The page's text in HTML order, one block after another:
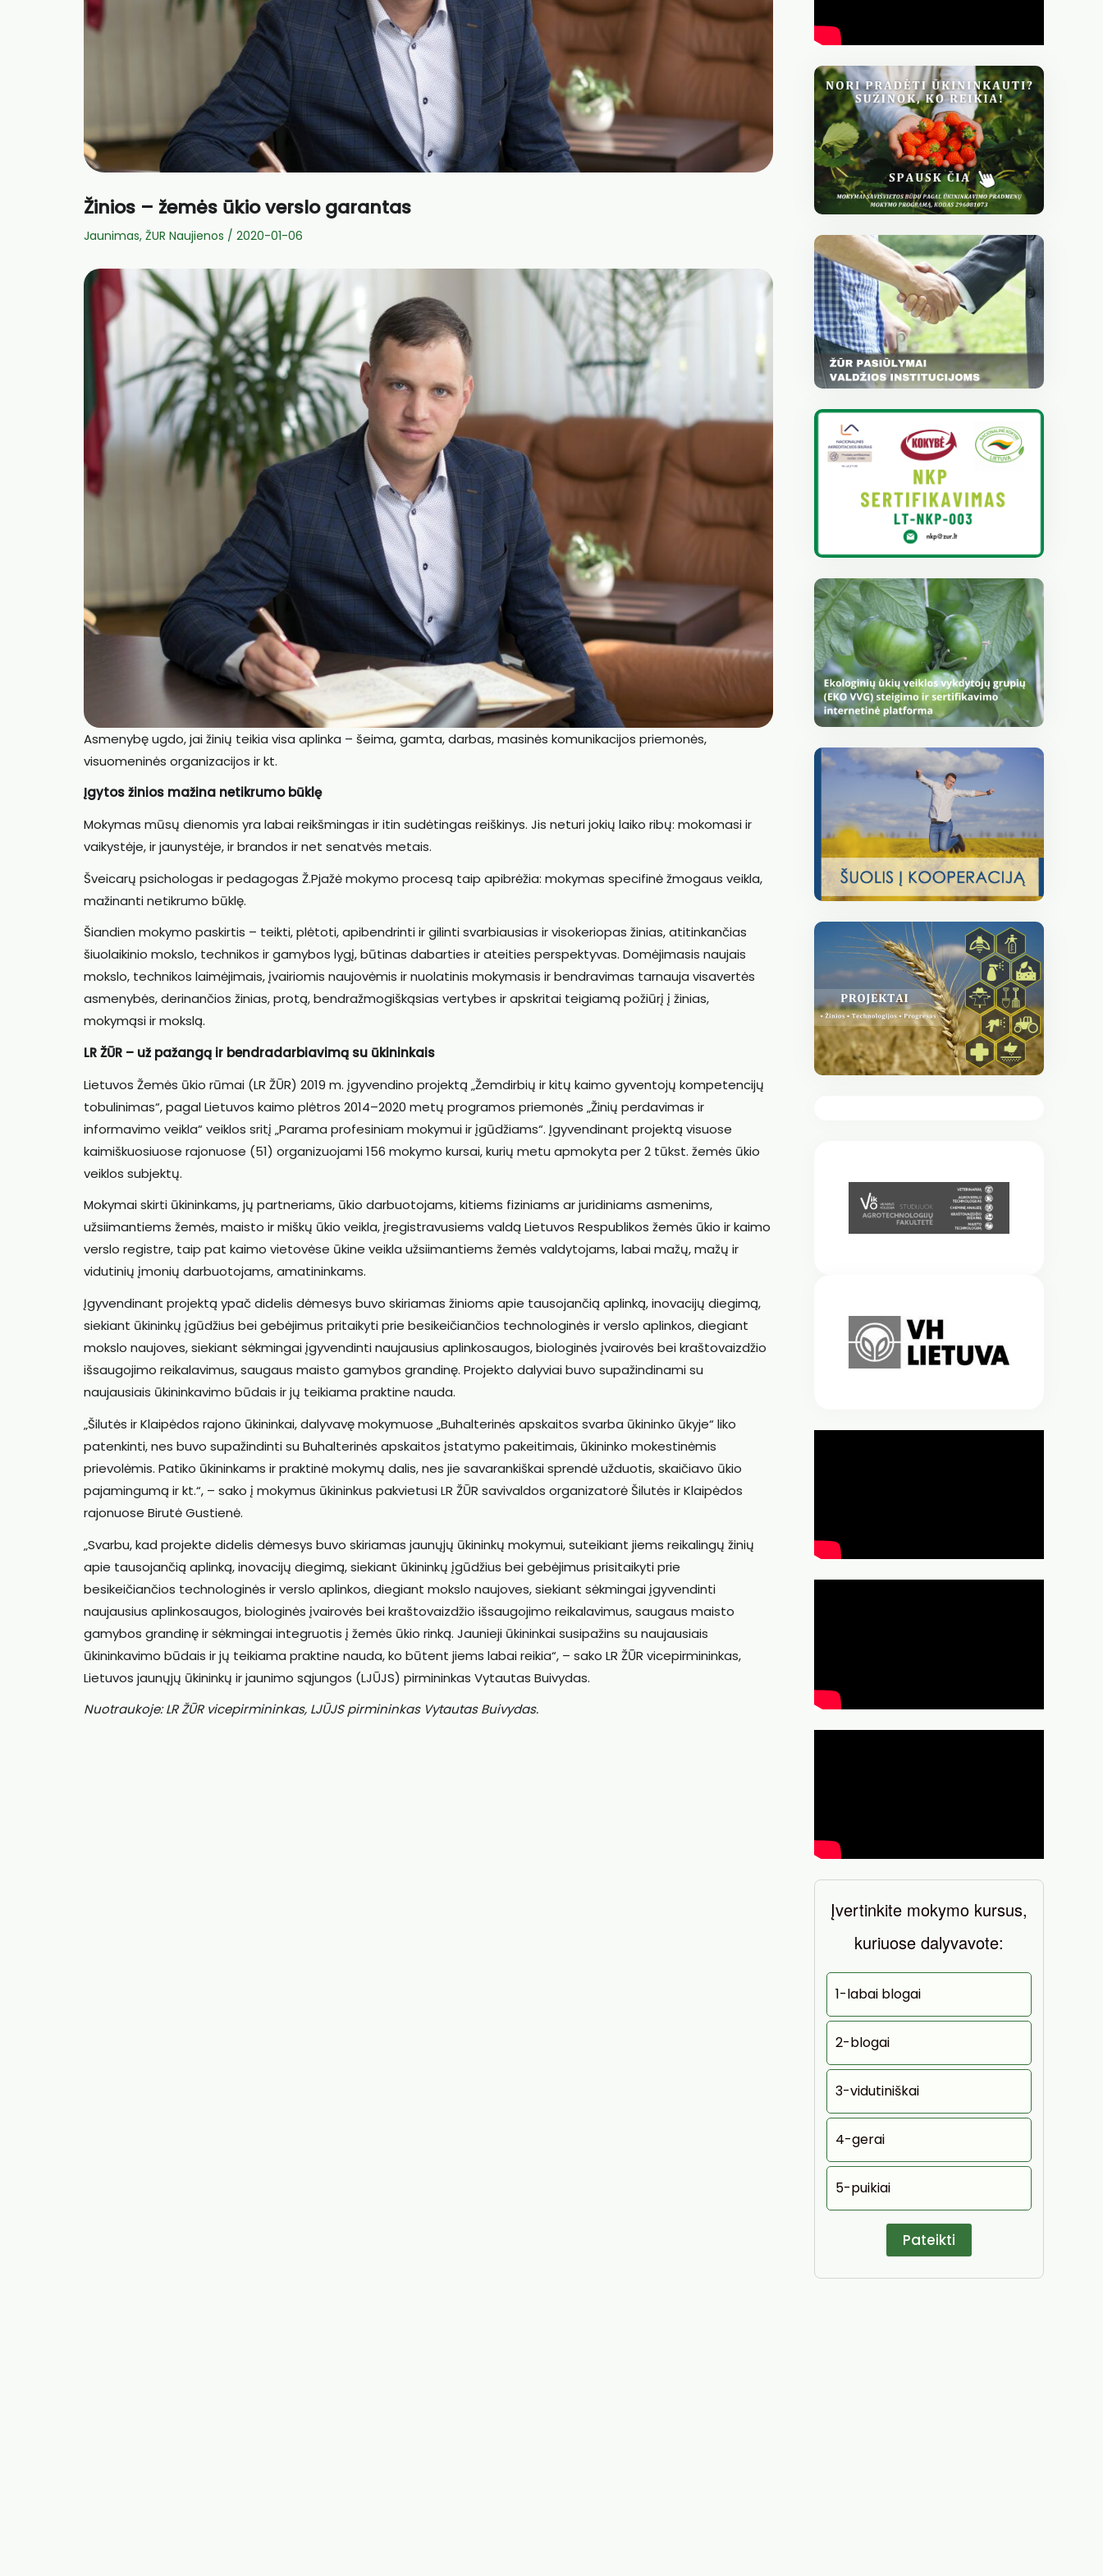
Žinios – žemės ūkio verslo garantas
Jaunimas, ŽUR Naujienos / 2020-01-06
Asmenybę ugdo, jai žinių teikia visa aplinka – šeima, gamta, darbas, masinės komunikacijos priemonės,
visuomeninės organizacijos ir kt.
Įgytos žinios mažina netikrumo būklę
Mokymas mūsų dienomis yra labai reikšmingas ir itin sudėtingas reiškinys. Jis neturi jokių laiko ribų: mokomasi ir
vaikystėje, ir jaunystėje, ir brandos ir net senatvės metais.
Šveicarų psichologas ir pedagogas Ž.Pjažė mokymo procesą taip apibrėžia: mokymas specifinė žmogaus veikla,
mažinanti netikrumo būklę.
Šiandien mokymo paskirtis – teikti, plėtoti, apibendrinti ir gilinti svarbiausias ir visokeriopas žinias, atitinkančias
šiuolaikinio mokslo, technikos ir gamybos lygį, būtinas dabarties ir ateities perspektyvas. Domėjimasis naujais
mokslo, technikos laimėjimais, įvairiomis naujovėmis ir nuolatinis mokymasis ir bendravimas tarnauja visavertės
asmenybės, derinančios žinias, protą, bendražmogiškąsias vertybes ir apskritai teigiamą požiūrį į žinias,
mokymąsi ir mokslą.
LR ŽŪR – už pažangą ir bendradarbiavimą su ūkininkais
Lietuvos Žemės ūkio rūmai (LR ŽŪR) 2019 m. įgyvendino projektą „Žemdirbių ir kitų kaimo gyventojų kompetencijų
tobulinimas“, pagal Lietuvos kaimo plėtros 2014–2020 metų programos priemonės „Žinių perdavimas ir
informavimo veikla“ veiklos sritį „Parama profesiniam mokymui ir įgūdžiams“. Įgyvendinant projektą visuose
kaimiškuosiuose rajonuose (51) organizuojami 156 mokymo kursai, kurių metu apmokyta per 2 tūkst. žemės ūkio
veiklos subjektų.
Mokymai skirti ūkininkams, jų partneriams, ūkio darbuotojams, kitiems fiziniams ar juridiniams asmenims,
užsiimantiems žemės, maisto ir miškų ūkio veikla, įregistravusiems valdą Lietuvos Respublikos žemės ūkio ir kaimo
verslo registre, taip pat kaimo vietovėse ūkine veikla užsiimantiems žemės valdytojams, labai mažų, mažų ir
vidutinių įmonių darbuotojams, amatininkams.
Įgyvendinant projektą ypač didelis dėmesys buvo skiriamas žinioms apie tausojančią aplinką, inovacijų diegimą,
siekiant ūkininkų įgūdžius bei gebėjimus pritaikyti prie besikeičiančios technologinės ir verslo aplinkos, diegiant
mokslo naujoves, siekiant sėkmingai įgyvendinti naujausius aplinkosaugos, biologinės įvairovės bei kraštovaizdžio
išsaugojimo reikalavimus, saugaus maisto gamybos grandinę. Projekto dalyviai buvo supažindinami su
naujausiais ūkininkavimo būdais ir jų teikiama praktine nauda.
„Šilutės ir Klaipėdos rajono ūkininkai, dalyvavę mokymuose „Buhalterinės apskaitos svarba ūkininko ūkyje“ liko
patenkinti, nes buvo supažindinti su Buhalterinės apskaitos įstatymo pakeitimais, ūkininko mokestinėmis
prievolėmis. Patiko ūkininkams ir praktinė mokymų dalis, nes jie savarankiškai sprendė užduotis, skaičiavo ūkio
pajamingumą ir kt.“, – sako į mokymus ūkininkus pakvietusi LR ŽŪR savivaldos organizatorė Šilutės ir Klaipėdos
rajonuose Birutė Gustienė.
„Svarbu, kad projekte didelis dėmesys buvo skiriamas jaunųjų ūkininkų mokymui, suteikiant jiems reikalingų žinių
apie tausojančią aplinką, inovacijų diegimą, siekiant ūkininkų įgūdžius bei gebėjimus prisitaikyti prie
besikeičiančios technologinės ir verslo aplinkos, diegiant mokslo naujoves, siekiant sėkmingai įgyvendinti
naujausius aplinkosaugos, biologinės įvairovės bei kraštovaizdžio išsaugojimo reikalavimus, saugaus maisto
gamybos grandinę ir sėkmingai integruotis į žemės ūkio rinką. Jaunieji ūkininkai susipažins su naujausiais
ūkininkavimo būdais ir jų teikiama praktine nauda, ko būtent jiems labai reikia“, – sako LR ŽŪR vicepirmininkas,
Lietuvos jaunųjų ūkininkų ir jaunimo sąjungos (LJŪJS) pirmininkas Vytautas Buivydas.
Nuotraukoje: LR ŽŪR vicepirmininkas, LJŪJS pirmininkas Vytautas Buivydas.
Įvertinkite mokymo kursus,
kuriuose dalyvavote:
1-labai blogai
2-blogai
3-vidutiniškai
4-gerai
5-puikiai